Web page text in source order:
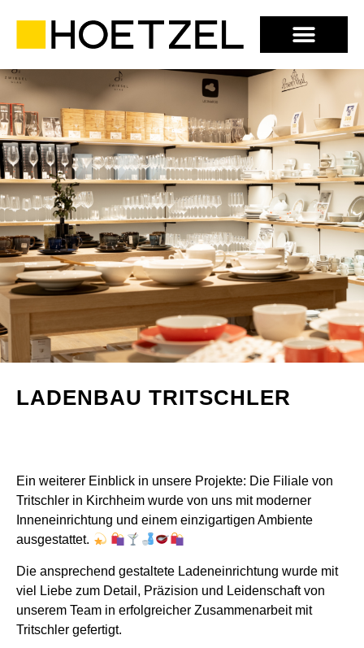
LADENBAU TRITSCHLER
Ein weiterer Einblick in unsere Projekte: Die Filiale von
Tritschler in Kirchheim wurde von uns mit moderner
Inneneinrichtung und einem einzigartigen Ambiente
ausgestattet.
Die ansprechend gestaltete Ladeneinrichtung wurde mit
viel Liebe zum Detail, Präzision und Leidenschaft von
unserem Team in erfolgreicher Zusammenarbeit mit
Tritschler gefertigt.